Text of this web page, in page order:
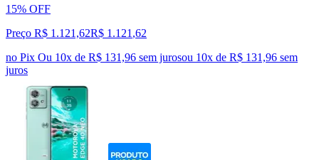
15% OFF
Preço R$ 1.121,62R$ 1.121 ,62
no Pix Ou 10x de R$ 131,96 sem jurosou 10x de R$ 131,96 sem
juros